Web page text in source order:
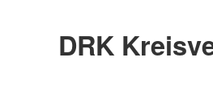
DRK